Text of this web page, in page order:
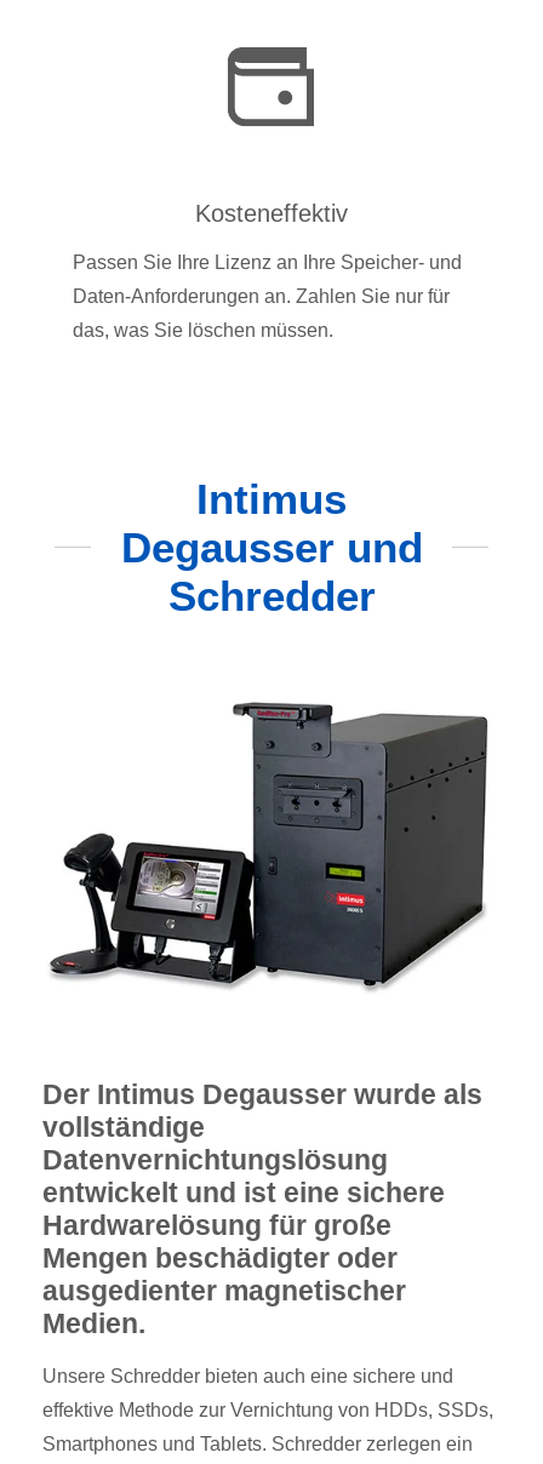
Kosteneffektiv
Passen Sie Ihre Lizenz an Ihre Speicher- und
Daten-Anforderungen an. Zahlen Sie nur für
das, was Sie löschen müssen.
Intimus
Degausser und
Schredder
Der Intimus Degausser wurde als
vollständige
Datenvernichtungslösung
entwickelt und ist eine sichere
Hardwarelösung für große
Mengen beschädigter oder
ausgedienter magnetischer
Medien.
Unsere Schredder bieten auch eine sichere und
effektive Methode zur Vernichtung von HDDs, SSDs,
Smartphones und Tablets. Schredder zerlegen ein